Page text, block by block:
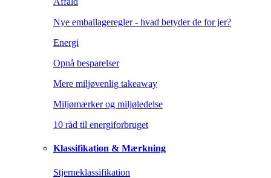
Nye emballageregler - hvad betyder de for jer?
Energi
Opnå besparelser
Mere miljøvenlig takeaway
Miljømærker og miljøledelse
10 råd til energiforbruget
Klassifikation & Mærkning
Stjerneklassifikation